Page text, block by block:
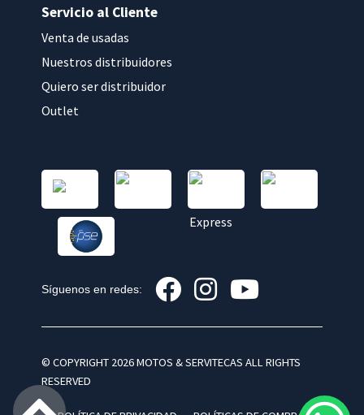
Servicio al Cliente
Venta de usadas
Nuestros distribuidores
Quiero ser distribuidor
Outlet
Síguenos en redes:
© COPYRIGHT 2026 MOTOS & SERVITECAS ALL RIGHTS
RESERVED